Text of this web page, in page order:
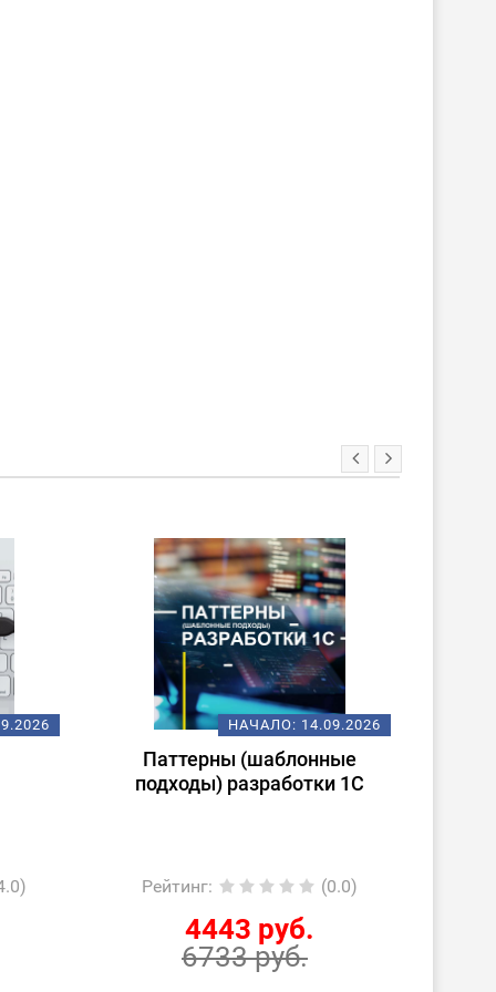
НАЧАЛО: 14.09.2026
Паттерны (шаблонные
подходы) разработки 1С
Рейтинг: (0.0)
4443 руб.
6733 руб.